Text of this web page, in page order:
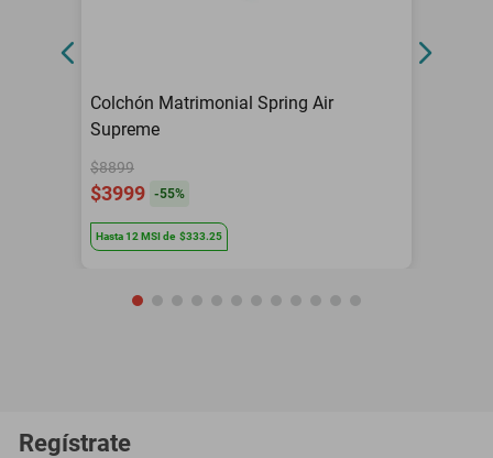
Colchón Matrimonial Spring Air
Supreme
$8899
$3999 -55%
Hasta12 MSIde $333.25
Regístrate